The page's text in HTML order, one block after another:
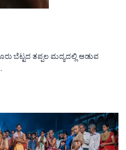
ಬೆಟ್ಟದ ತಪ್ಪಲ ಮದ್ಯದಲ್ಲಿ ಆಡುವ